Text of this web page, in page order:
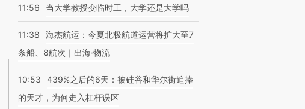
11:56 当大学教授变临时工，大学还是大学吗
11:38
海杰航运：今夏北极航道运营将扩大至7
条船、8航次｜出海·物流
10:53
439%之后的6天：被硅谷和华尔街追捧
的天才，为何走入杠杆误区